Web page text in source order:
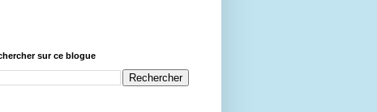
sur ce blogue